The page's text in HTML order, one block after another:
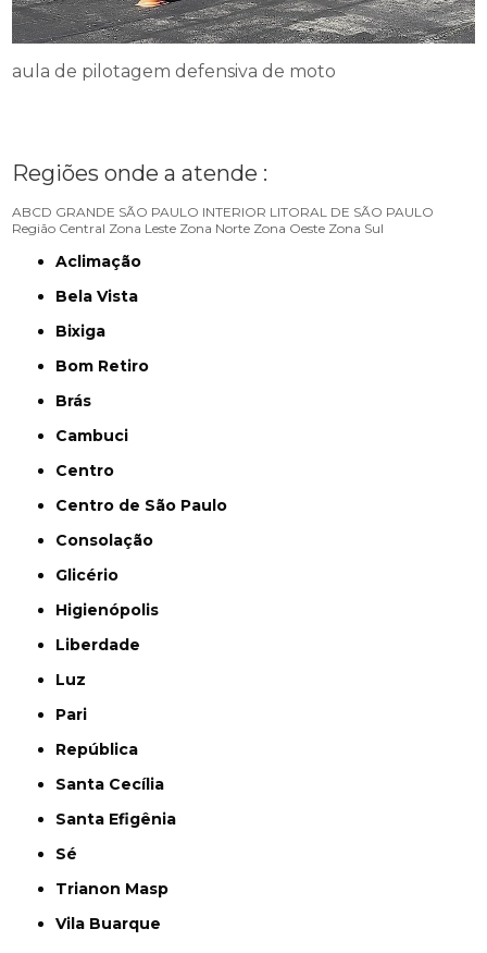
aula de pilotagem defensiva de moto
Regiões onde a atende :
ABCD GRANDE SÃO PAULO INTERIOR LITORAL DE SÃO PAULO
Região Central Zona Leste Zona Norte Zona Oeste Zona Sul
Aclimação
Bela Vista
Bixiga
Bom Retiro
Brás
Cambuci
Centro
Centro de São Paulo
Consolação
Glicério
Higienópolis
Liberdade
Luz
Pari
República
Santa Cecília
Santa Efigênia
Sé
Trianon Masp
Vila Buarque